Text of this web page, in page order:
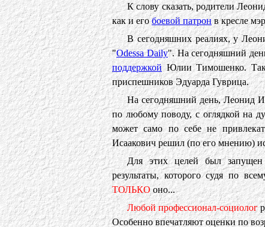
К слову сказать, родители
как и егобоевой патронв кресле
В сегодняшних реалиях, у
"Odessa Daily". На сегодняшний
поддержкойЮлии Тимошенко.
приспешников Эдуарда Гуврица.
На сегодняшний день, Леонид
по любому поводу, с оглядкой на
может само по себе не
Исаакович решил (по его мнению)
Для этих целей был
результаты, которого судя по
ТОЛЬКОоно...
Любой профессионал-социолог
Особенно впечатляют оценки по